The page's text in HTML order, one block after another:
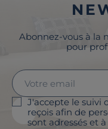
Abonnez-vous à la
pour
J'accepte le suivi
reçois afin de
sont adressés et